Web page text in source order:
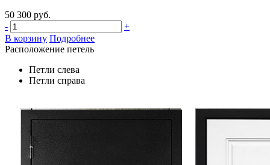
50 300 руб.
-
+
В корзину Подробнее
Расположение петель
Петли слева
Петли справа